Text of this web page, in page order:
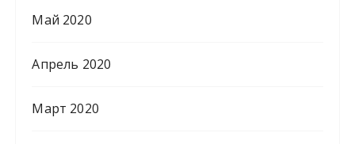
Май 2020
Апрель 2020
Март 2020